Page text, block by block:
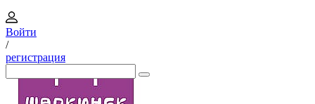
Войти
/
регистрация